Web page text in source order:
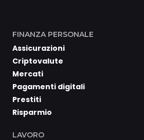
FINANZA PERSONALE
Assicurazioni
Criptovalute
Mercati
Pagamenti digitali
Prestiti
Risparmio
LAVORO